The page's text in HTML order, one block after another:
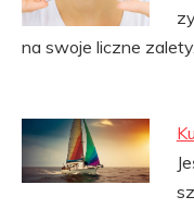
na swoje liczne